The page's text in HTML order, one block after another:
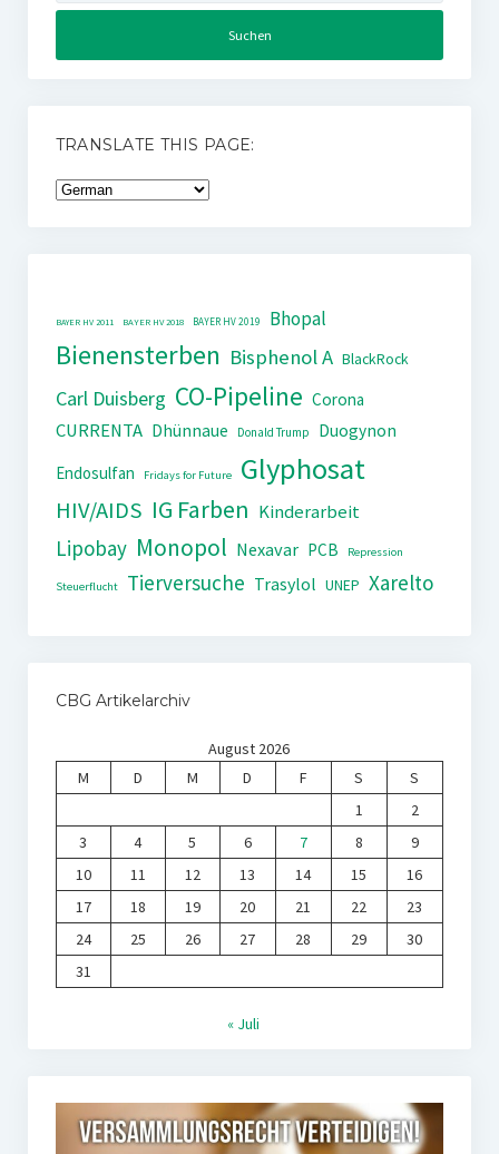
TRANSLATE THIS PAGE:
BAYER HV 2011 BAYER HV 2018 BAYER HV 2019 Bhopal
Bienensterben Bisphenol A BlackRock
Carl Duisberg CO-Pipeline Corona
CURRENTA Dhünnaue Donald Trump
Duogynon
Endosulfan
Fridays for Future Glyphosat
HIV/AIDS IG Farben Kinderarbeit
Lipobay Monopol Nexavar PCB Repression
Steuerflucht Tierversuche Trasylol UNEP Xarelto
CBG Artikelarchiv
August 2026
M
D M D F S
S
1
2
3
4 5 6 7 8
9
10
11 12 13 14 15
16
17
18 19 20 21 22
23
24
25 26 27 28 29
30
31
« Juli